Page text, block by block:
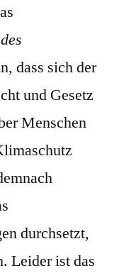
dass sich der
und Gesetz
Menschen
durchsetzt,
Leider ist das